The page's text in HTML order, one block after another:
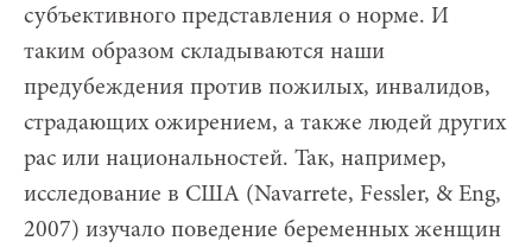
субъективного представления о норме. И
таким образом складываются наши
предубеждения против пожилых, инвалидов,
страдающих ожирением, а также людей других
рас или национальностей. Так, например,
исследование в США (Navarrete, Fessler, & Eng,
2007) изучало поведение беременных женщин